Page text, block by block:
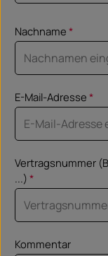
Nachname *
E-Mail-Adresse *
Vertragsnummer
...) *
Kommentar